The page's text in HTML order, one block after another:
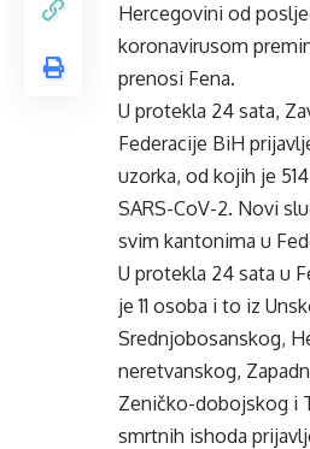
Hercegovini od
koronavirusom
prenosi Fena.
U protekla 24 sata,
Federacije BiH
uzorka, od kojih je
SARS-CoV-2. Novi
svim kantonima u
U protekla 24 sata u
je 11 osoba i to iz
Srednjobosanskog,
neretvanskog,
Zeničko-dobojskog i
smrtnih ishoda